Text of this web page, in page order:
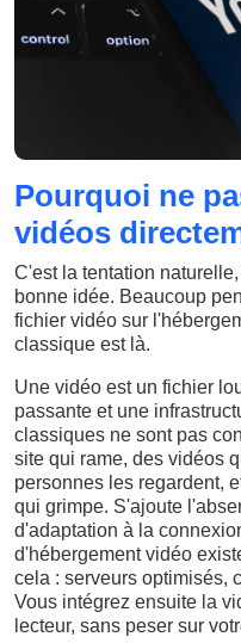
Pourquoi ne
vidéos
C'est la tentation
bonne idée. Beaucoup
fichier vidéo sur
classique est là.
Une vidéo est un fichier
passante et une
classiques ne sont pas
site qui rame, des vidéos
personnes les regardent,
qui grimpe. S'ajoute
d'adaptation à la
d'hébergement vidéo
cela : serveurs optimisés,
Vous intégrez ensuite la
lecteur, sans peser sur